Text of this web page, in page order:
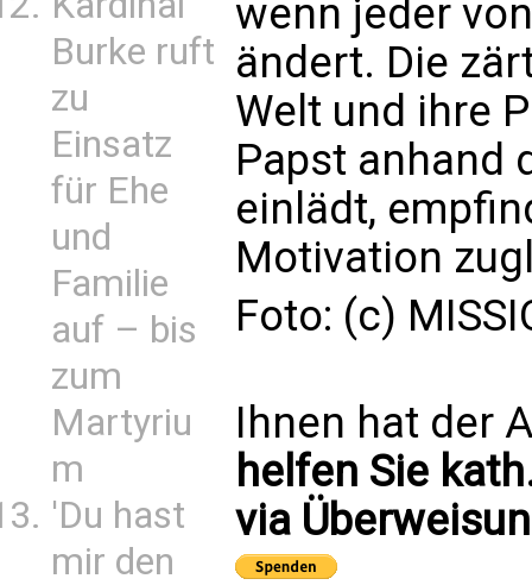
Burke ruft
zu
Einsatz
für Ehe
und
Familie
auf – bis
zum
Martyriu
m
'Du hast
mir den
wenn jeder
ändert. Die
Welt und ihre
Papst anhand
einlädt,
Motivation
Foto: (c)
Ihnen hat der
helfen Sie
via